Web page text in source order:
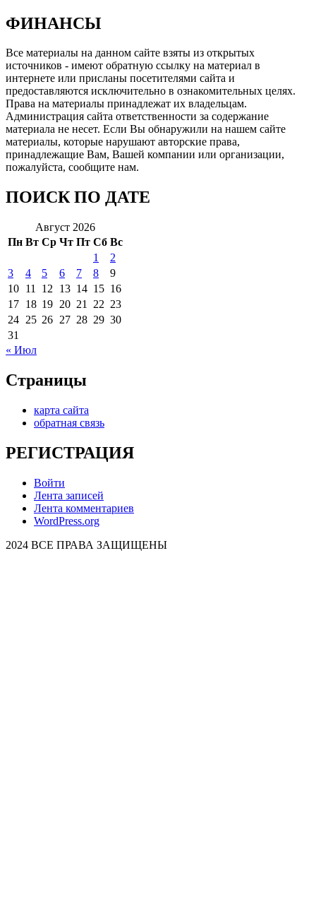
ФИНАНСЫ
Все материалы на данном сайте взяты из открытых
источников - имеют обратную ссылку на материал в
интернете или присланы посетителями сайта и
предоставляются исключительно в ознакомительных целях.
Права на материалы принадлежат их владельцам.
Администрация сайта ответственности за содержание
материала не несет. Если Вы обнаружили на нашем сайте
материалы, которые нарушают авторские права,
принадлежащие Вам, Вашей компании или организации,
пожалуйста, сообщите нам.
ПОИСК ПО ДАТЕ
Август 2026
Пн Вт Ср Чт Пт Сб Вс
1
2
3
4 5 6 7 8
9
10 11 12 13 14 15 16
17 18 19 20 21 22 23
24 25 26 27 28 29 30
31
« Июл
Страницы
карта сайта
обратная связь
РЕГИСТРАЦИЯ
Войти
Лента записей
Лента комментариев
WordPress.org
2024 ВСЕ ПРАВА ЗАЩИЩЕНЫ